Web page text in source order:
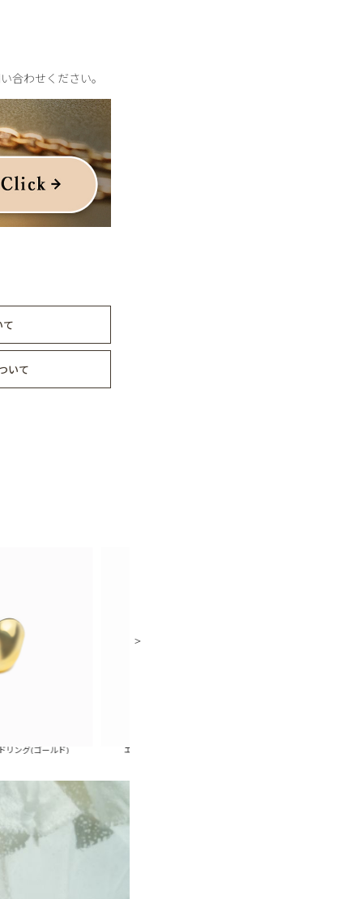
合わせください。
いて
ド) エッセンスメタルワイドリング(シルバー)